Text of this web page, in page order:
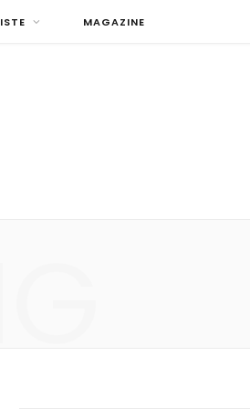
MAGAZINE